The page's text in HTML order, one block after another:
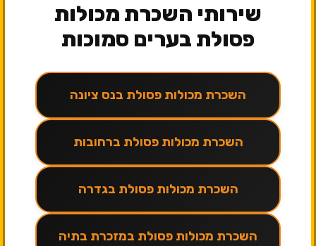
שירותי השכרת מכולות
פסולת בערים סמוכות
השכרת מכולות פסולת בנס ציונה
השכרת מכולות פסולת ברחובות
השכרת מכולות פסולת בגדרה
השכרת מכולות פסולת במזכרת בתיה